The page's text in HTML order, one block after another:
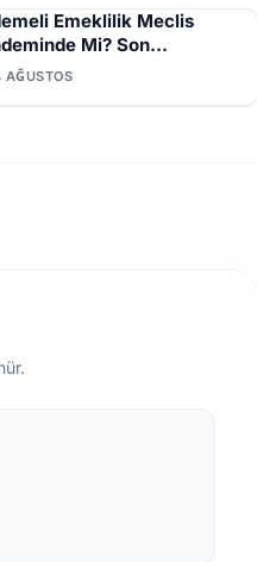
Emeklilik Meclis
Mi? Son
ve Beklentiler
AĞUSTOS